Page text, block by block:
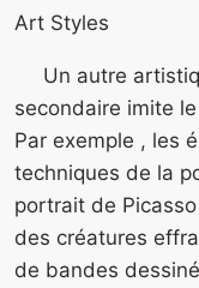
Art Styles
Un autre
secondaire imite
Par exemple , les
techniques de la
portrait de
des créatures
de bandes